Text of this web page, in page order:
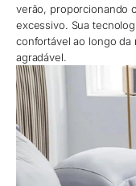
verão, proporcionando
excessivo. Sua
confortável ao longo da
agradável.